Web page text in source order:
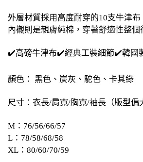
外層材質採用高度耐穿的10支牛津布
內襯則是親膚純棉，穿著舒適性整個
✔️高磅牛津布✔️經典工裝細節✔️韓國
顏色： 黑色、炭灰、駝色、卡其綠
尺寸：衣長/肩寬/胸寬/袖長（版型偏
M：76/56/66/57
L：78/58/68/58
XL：80/60/70/59